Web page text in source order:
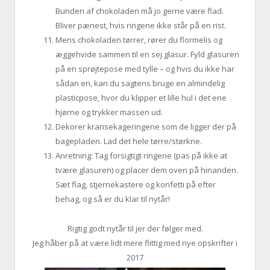
Bunden af chokoladen må jo gerne være flad.
Bliver pænest, hvis ringene ikke står på en rist.
Mens chokoladen tørrer, rører du flormelis og
æggehvide sammen til en sej glasur. Fyld glasuren
på en sprøjtepose med tylle – og hvis du ikke har
sådan en, kan du sagtens bruge en almindelig
plasticpose, hvor du klipper et lille hul i det ene
hjørne og trykker massen ud.
Dekorer kransekageringene som de ligger der på
bagepladen. Lad det hele tørre/størkne.
Anretning: Tag forsigtigt ringene (pas på ikke at
tvære glasuren) og placer dem oven på hinanden.
Sæt flag, stjernekastere og konfetti på efter
behag, og så er du klar til nytår!
Rigtig godt nytår til jer der følger med.
Jeg håber på at være lidt mere flittig med nye opskrifter i
2017